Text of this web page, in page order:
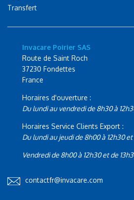
Transfert
Invacare Poirier SAS
Route de Saint Roch
37230 Fondettes
France
Horaires d'ouverture :
Du lundi au vendredi de 8h30 à
Horaires Service Clients Export :
Du lundi au jeudi de 8h00 à 12h30 et
Vendredi de 8h00 à 12h30 et de
contactfr@invacare.com